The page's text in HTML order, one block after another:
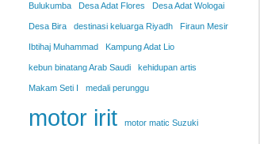
Bulukumba Desa Adat Flores Desa Adat Wologai
Desa Bira destinasi keluarga Riyadh Firaun Mesir
Ibtihaj Muhammad Kampung Adat Lio
kebun binatang Arab Saudi kehidupan artis
Makam Seti I medali perunggu
motor irit motor matic Suzuki